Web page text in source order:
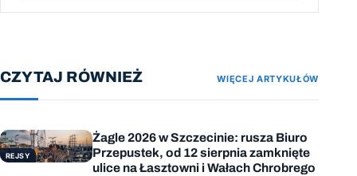
CZYTAJ RÓWNIEŻ WIĘCEJ ARTYKUŁÓW
REJSY
Żagle 2026 w Szczecinie: rusza Biuro
Przepustek, od 12 sierpnia zamknięte
ulice na Łasztowni i Wałach Chrobrego